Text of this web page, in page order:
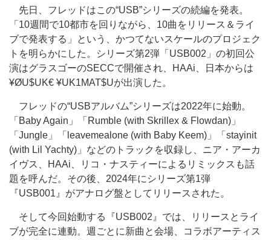
先日、フレッドはこの“USB”シリーズの続編を発表。
「10週間で10都市を回りながら、10曲をリリース＆ライ
ブで発表する」という、かつてないスケールのプロジェク
トを明らかにした。シリーズ第2弾「USB002」の初回公
演はグラスゴーのSECCで開催され、HAAi、日本からは
¥ØU$UK€ ¥UK1MAT$Uが出演した。
フレッドの“USBアルバム”シリーズは2022年に始動。
「Baby Again」「Rumble (with Skrillex & Flowdan)」
「Jungle」「leavemealone (with Baby Keem)」「stayinit
(with Lil Yachty)」などのトラックを収録し、ニア・アーカ
イヴス、HAAi、リコ・ナスティーによるリミックスも話
題を呼んだ。その後、2024年にシリーズ第1弾
『USB001』がアナログ盤としてリリースされた。
そして今回始動する『USB002』では、リリースとライ
ブが完全に連動。週ごとに新曲と会場、コラボアーティス